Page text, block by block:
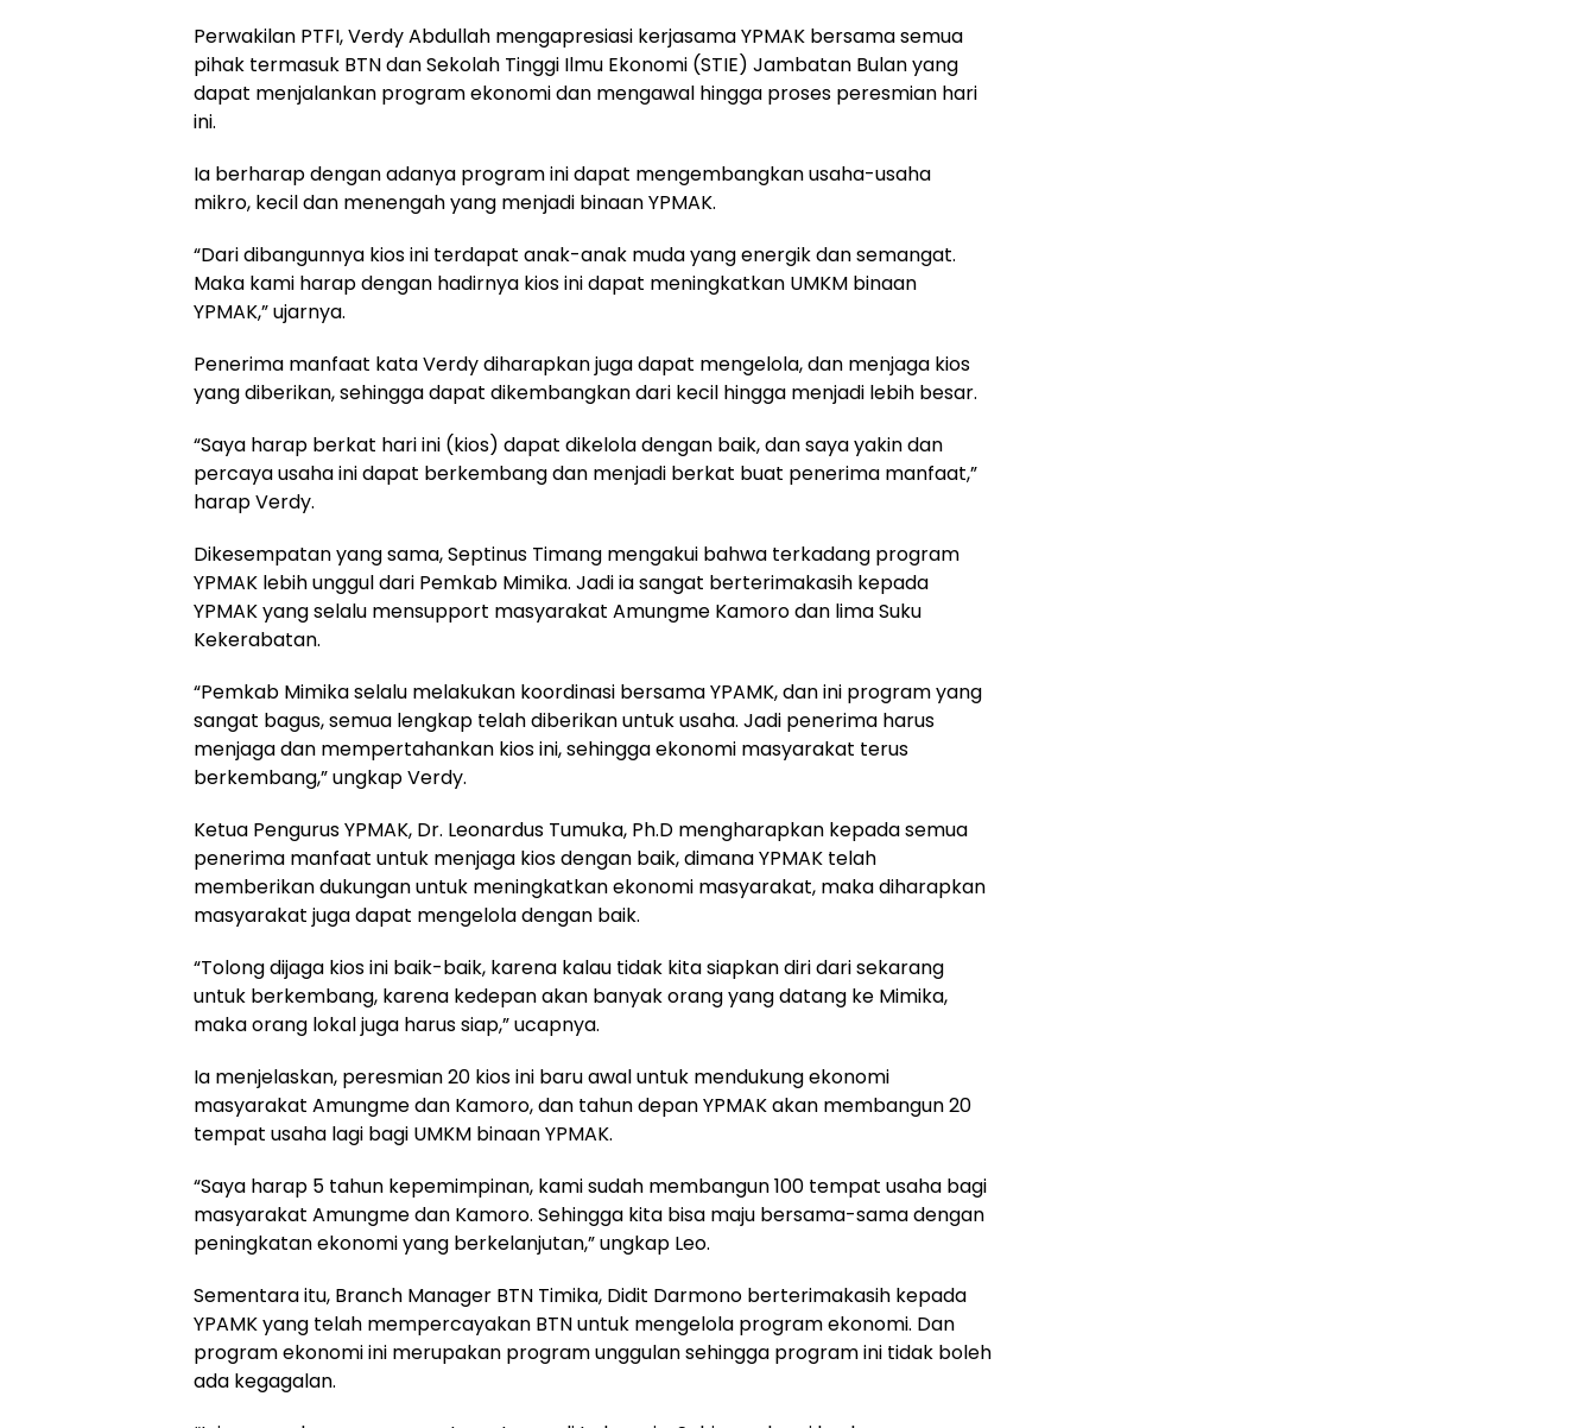
Perwakilan PTFI, Verdy Abdullah mengapresiasi kerjasama YPMAK bersama semua
pihak termasuk BTN dan Sekolah Tinggi Ilmu Ekonomi (STIE) Jambatan Bulan yang
dapat menjalankan program ekonomi dan mengawal hingga proses peresmian hari
ini.
Ia berharap dengan adanya program ini dapat mengembangkan usaha-usaha
mikro, kecil dan menengah yang menjadi binaan YPMAK.
“Dari dibangunnya kios ini terdapat anak-anak muda yang energik dan semangat.
Maka kami harap dengan hadirnya kios ini dapat meningkatkan UMKM binaan
YPMAK,” ujarnya.
Penerima manfaat kata Verdy diharapkan juga dapat mengelola, dan menjaga kios
yang diberikan, sehingga dapat dikembangkan dari kecil hingga menjadi lebih besar.
“Saya harap berkat hari ini (kios) dapat dikelola dengan baik, dan saya yakin dan
percaya usaha ini dapat berkembang dan menjadi berkat buat penerima manfaat,”
harap Verdy.
Dikesempatan yang sama, Septinus Timang mengakui bahwa terkadang program
YPMAK lebih unggul dari Pemkab Mimika. Jadi ia sangat berterimakasih kepada
YPMAK yang selalu mensupport masyarakat Amungme Kamoro dan lima Suku
Kekerabatan.
“Pemkab Mimika selalu melakukan koordinasi bersama YPAMK, dan ini program yang
sangat bagus, semua lengkap telah diberikan untuk usaha. Jadi penerima harus
menjaga dan mempertahankan kios ini, sehingga ekonomi masyarakat terus
berkembang,” ungkap Verdy.
Ketua Pengurus YPMAK, Dr. Leonardus Tumuka, Ph.D mengharapkan kepada semua
penerima manfaat untuk menjaga kios dengan baik, dimana YPMAK telah
memberikan dukungan untuk meningkatkan ekonomi masyarakat, maka diharapkan
masyarakat juga dapat mengelola dengan baik.
“Tolong dijaga kios ini baik-baik, karena kalau tidak kita siapkan diri dari sekarang
untuk berkembang, karena kedepan akan banyak orang yang datang ke Mimika,
maka orang lokal juga harus siap,” ucapnya.
Ia menjelaskan, peresmian 20 kios ini baru awal untuk mendukung ekonomi
masyarakat Amungme dan Kamoro, dan tahun depan YPMAK akan membangun 20
tempat usaha lagi bagi UMKM binaan YPMAK.
“Saya harap 5 tahun kepemimpinan, kami sudah membangun 100 tempat usaha bagi
masyarakat Amungme dan Kamoro. Sehingga kita bisa maju bersama-sama dengan
peningkatan ekonomi yang berkelanjutan,” ungkap Leo.
Sementara itu, Branch Manager BTN Timika, Didit Darmono berterimakasih kepada
YPAMK yang telah mempercayakan BTN untuk mengelola program ekonomi. Dan
program ekonomi ini merupakan program unggulan sehingga program ini tidak boleh
ada kegagalan.